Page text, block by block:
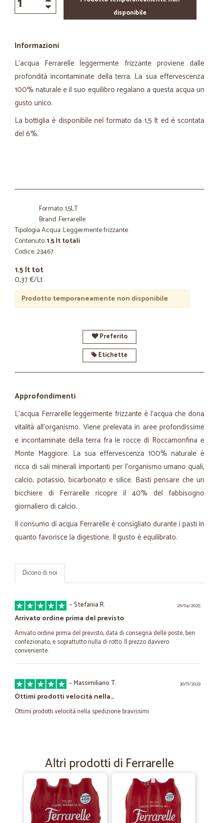
disponibile
Informazioni
L'acqua Ferrarelle leggermente frizzante proviene dalle
profondità incontaminate della terra. La sua effervescenza
100% naturale e il suo equilibro regalano a questa acqua un
gusto unico.
La bottiglia è disponibile nel formato da 1,5 lt ed è scontata
del 6%.
Formato: 1,5LT
Brand: Ferrarelle
Tipologia Acqua: Leggermente frizzante
Contenuto:1.5 lt totali
Codice: 23467
1.5 lt tot
0,37 €/Lt
Prodotto temporaneamente non disponibile
Preferito
Etichette
Approfondimenti
L’acqua Ferrarelle leggermente frizzante è l'acqua che dona
vitalità all'organismo. Viene prelevata in aree profondissime
e incontaminate della terra fra le rocce di Roccamonfina e
Monte Maggiore. La sua effervescenza 100% naturale è
ricca di sali minerali importanti per l'organismo umano quali,
calcio, potassio, bicarbonato e silice. Basti pensare che un
bicchiere di Ferrarelle ricopre il 40% del fabbisogno
giornaliero di calcio.
Il consumo di acqua Ferrarelle è consigliato durante i pasti in
quanto favorisce la digestione. Il gusto è equilibrato.
Dicono di noi
29/04/2025
—Stefania R.
Arrivato ordine prima del previsto
Arrivato ordine prima del previsto, data di consegna delle poste, ben
confezionato, e soprattutto nulla di rotto. Il prezzo davvero
conveniente.
30/11/2023
—Massimiliano T.
Ottimi prodotti velocità nella…
Ottimi prodotti velocità nella spedizione bravissimi
Tutto bene..veloci e affidabili..
Tutto bene..veloci e affidabili.. Grazie mille
26/09/2020
—Lina F.
Tutto bene!
Altri prodotti di Ferrarelle